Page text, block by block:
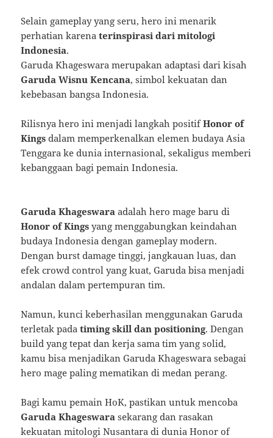
Selain gameplay yang seru, hero ini menarik
perhatian karenaterinspirasi dari mitologi
Indonesia.
Garuda Khageswara merupakan adaptasi dari kisah
Garuda Wisnu Kencana, simbol kekuatan dan
kebebasan bangsa Indonesia.
Rilisnya hero ini menjadi langkah positifHonor of
Kings dalam memperkenalkan elemen budaya Asia
Tenggara ke dunia internasional, sekaligus memberi
kebanggaan bagi pemain Indonesia.
Garuda Khageswara adalah hero mage baru di
Honor of Kings yang menggabungkan keindahan
budaya Indonesia dengan gameplay modern.
Dengan burst damage tinggi, jangkauan luas, dan
efek crowd control yang kuat, Garuda bisa menjadi
andalan dalam pertempuran tim.
Namun, kunci keberhasilan menggunakan Garuda
terletak padatiming skill dan positioning. Dengan
build yang tepat dan kerja sama tim yang solid,
kamu bisa menjadikan Garuda Khageswara sebagai
hero mage paling mematikan di medan perang.
Bagi kamu pemain HoK, pastikan untuk mencoba
Garuda Khageswara sekarang dan rasakan
kekuatan mitologi Nusantara di dunia Honor of